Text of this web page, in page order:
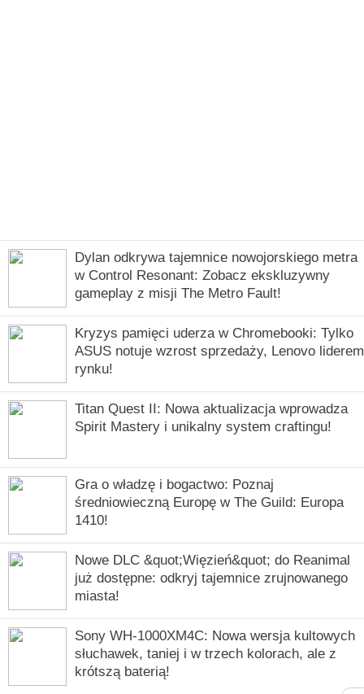
Dylan odkrywa tajemnice nowojorskiego metra
w Control Resonant: Zobacz ekskluzywny
gameplay z misji The Metro Fault!
Kryzys pamięci uderza w Chromebooki: Tylko
ASUS notuje wzrost sprzedaży, Lenovo liderem
rynku!
Titan Quest II: Nowa aktualizacja wprowadza
Spirit Mastery i unikalny system craftingu!
Gra o władzę i bogactwo: Poznaj
średniowieczną Europę w The Guild: Europa
1410!
Nowe DLC &quot;Więzień&quot; do Reanimal
już dostępne: odkryj tajemnice zrujnowanego
miasta!
Sony WH-1000XM4C: Nowa wersja kultowych
słuchawek, taniej i w trzech kolorach, ale z
krótszą baterią!